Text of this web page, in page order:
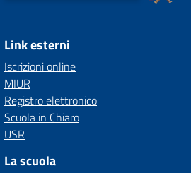
Link esterni
Iscrizioni online
MIUR
Registro elettronico
Scuola in Chiaro
USR
La scuola